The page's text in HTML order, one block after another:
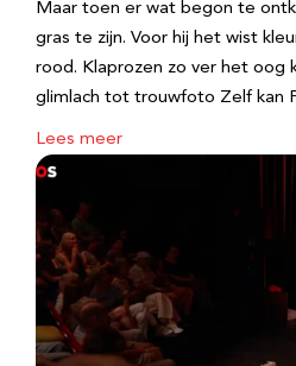
Maar toen er wat begon te
gras te zijn. Voor hij het wist
rood. Klaprozen zo ver het oog
glimlach tot trouwfoto Zelf kan
Lees meer